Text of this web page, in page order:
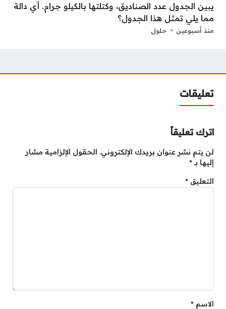
يبين الجدول عدد الصناديق، وكتلتها بالكيلو جرام. أي دالة
مما يلي تمثل هذا الجدول؟
منذ أسبوعين حلول
تعليقات
اترك تعليقاً
لن يتم نشر عنوان بريدك الإلكتروني. الحقول الإلزامية مشار
إليها بـ*
التعليق *
الاسم *